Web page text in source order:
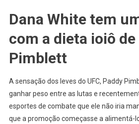
Dana White tem
com a dieta ioiô de
Pimblett
A sensação dos leves do UFC, Paddy
ganhar peso entre as lutas e
esportes de combate que ele não iria
que a promoção começasse a alimentá-